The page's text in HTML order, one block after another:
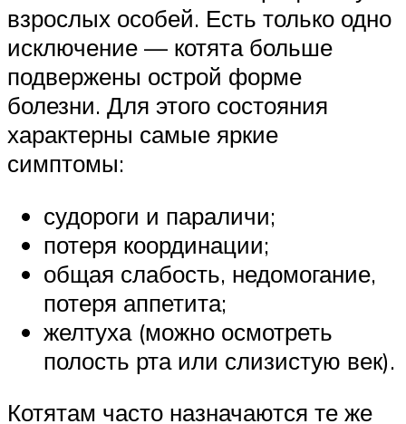
взрослых особей. Есть только одно
исключение — котята больше
подвержены острой форме
болезни. Для этого состояния
характерны самые яркие
симптомы:
судороги и параличи;
потеря координации;
общая слабость, недомогание,
потеря аппетита;
желтуха (можно осмотреть
полость рта или слизистую век).
Котятам часто назначаются те же